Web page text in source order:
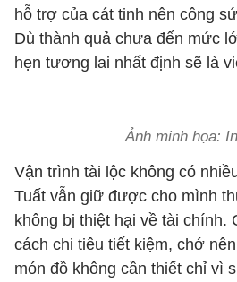
hỗ trợ của cát tinh nên công
Dù thành quả chưa đến mức
hẹn tương lai nhất định sẽ là
Ảnh minh họa:
Vận trình tài lộc không có
Tuất vẫn giữ được cho mình
không bị thiệt hại về tài chính.
cách chi tiêu tiết kiệm, chớ
món đồ không cần thiết chỉ vì